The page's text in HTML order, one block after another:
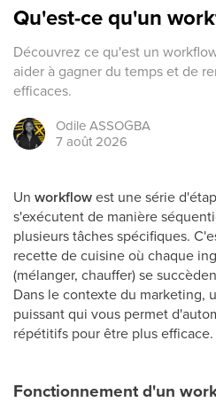
Qu'est-ce qu'un
Découvrez ce qu'est un
aider à gagner du temps et de
efficaces.
OdileASSOGBA
7 août 2026
Un workflowest une série
s'exécutent de manière
plusieurs tâches spécifiques.
recette de cuisine où chaque
(mélanger, chauffer) se
Dans le contexte du marketing,
puissant qui vous permet
répétitifs pour être plus efficace.
Fonctionnement d'un